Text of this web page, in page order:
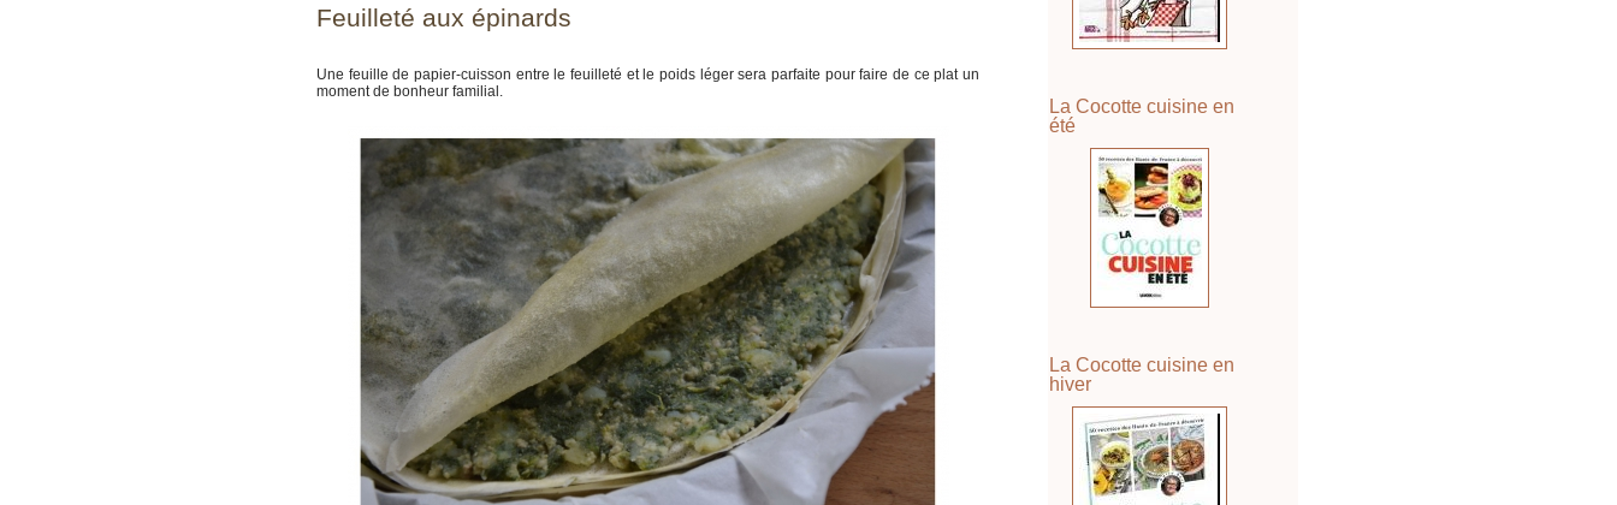
La Cocotte cuisine en
été
La Cocotte cuisine en
hiver
Feuilleté aux épinards
Une feuille de papier-cuisson entre le feuilleté et le poids léger sera parfaite pour faire de ce plat un
moment de bonheur familial.